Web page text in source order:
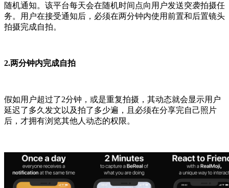
随机通知。该平台每天会在随机时间点向用户发送突袭拍摄任
务。用户在接受通知后，必须在两分钟内使用前置和后置镜头
拍摄完成自拍。
2.两分钟内完成自拍
假如用户超过了2分钟，或是重复拍摄，其动态就会显示用户
延迟了多久发文以及拍了多少遍，且必须在分享完自己照片
后，才拥有浏览其他人动态的权限。